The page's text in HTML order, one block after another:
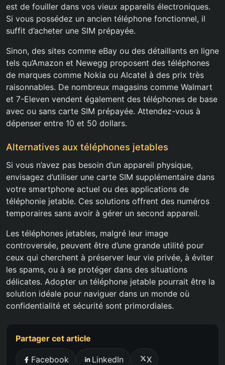
est de fouiller dans vos vieux appareils électroniques.
Si vous possédez un ancien téléphone fonctionnel, il
suffit d’acheter une SIM prépayée.
Sinon, des sites comme eBay ou des détaillants en ligne
tels qu’Amazon et Newegg proposent des téléphones
de marques comme Nokia ou Alcatel à des prix très
raisonnables. De nombreux magasins comme Walmart
et 7-Eleven vendent également des téléphones de base
avec ou sans carte SIM prépayée. Attendez-vous à
dépenser entre 10 et 50 dollars.
Alternatives aux téléphones jetables
Si vous n’avez pas besoin d’un appareil physique,
envisagez d’utiliser une carte SIM supplémentaire dans
votre smartphone actuel ou des applications de
téléphonie jetable. Ces solutions offrent des numéros
temporaires sans avoir à gérer un second appareil.
Les téléphones jetables, malgré leur image
controversée, peuvent être d’une grande utilité pour
ceux qui cherchent à préserver leur vie privée, à éviter
les spams, ou à se protéger dans des situations
délicates. Adopter un téléphone jetable pourrait être la
solution idéale pour naviguer dans un monde où
confidentialité et sécurité sont primordiales.
Partager cet article
Facebook LinkedIn X